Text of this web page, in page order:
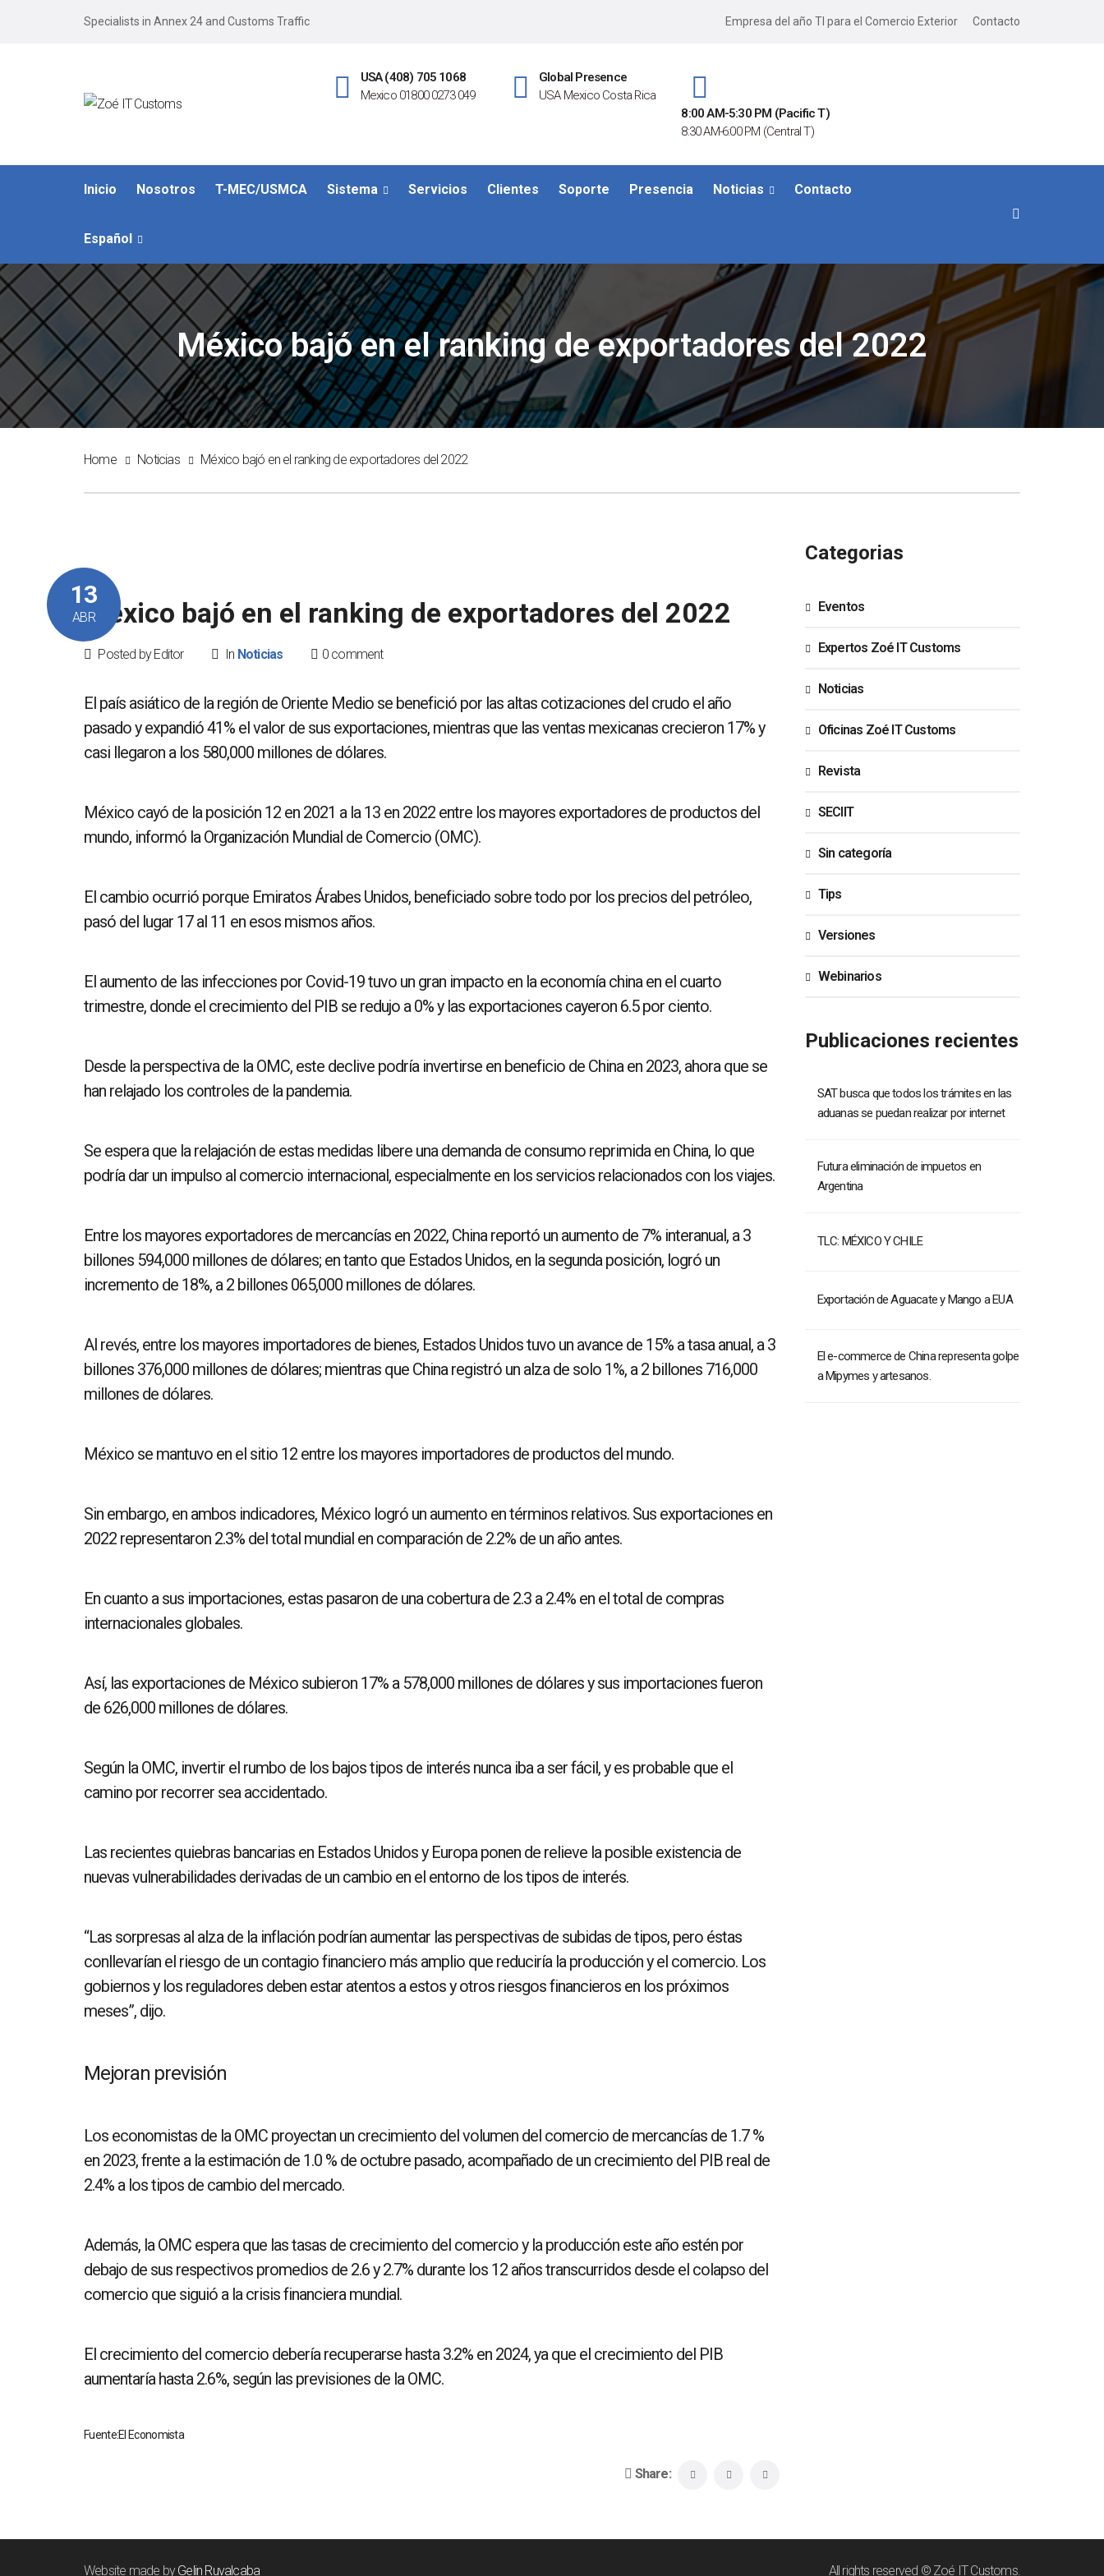
Specialists in Annex 24 and Customs Traffic Empresa del año TI para el Comercio Exterior Contacto
USA (408) 705 1068
Mexico 01800 0273 049
Global Presence
USA Mexico Costa Rica
8:00 AM-5:30 PM (Pacific T)
8:30 AM-6:00 PM (Central T)
Inicio Nosotros T-MEC/USMCA Sistema Servicios Clientes Soporte Presencia Noticias Contacto
Español
México bajó en el ranking de exportadores del 2022
Home Noticias México bajó en el ranking de exportadores del 2022
13
ABRMéxico bajó en el ranking de exportadores del 2022
Posted by Editor In Noticias 0 comment
El país asiático de la región de Oriente Medio se benefició por las altas cotizaciones del crudo el año
pasado y expandió 41% el valor de sus exportaciones, mientras que las ventas mexicanas crecieron 17% y
casi llegaron a los 580,000 millones de dólares.
México cayó de la posición 12 en 2021 a la 13 en 2022 entre los mayores exportadores de productos del
mundo, informó la Organización Mundial de Comercio (OMC).
El cambio ocurrió porque Emiratos Árabes Unidos, beneficiado sobre todo por los precios del petróleo,
pasó del lugar 17 al 11 en esos mismos años.
El aumento de las infecciones por Covid-19 tuvo un gran impacto en la economía china en el cuarto
trimestre, donde el crecimiento del PIB se redujo a 0% y las exportaciones cayeron 6.5 por ciento.
Desde la perspectiva de la OMC, este declive podría invertirse en beneficio de China en 2023, ahora que se
han relajado los controles de la pandemia.
Se espera que la relajación de estas medidas libere una demanda de consumo reprimida en China, lo que
podría dar un impulso al comercio internacional, especialmente en los servicios relacionados con los viajes.
Entre los mayores exportadores de mercancías en 2022, China reportó un aumento de 7% interanual, a 3
billones 594,000 millones de dólares; en tanto que Estados Unidos, en la segunda posición, logró un
incremento de 18%, a 2 billones 065,000 millones de dólares.
Al revés, entre los mayores importadores de bienes, Estados Unidos tuvo un avance de 15% a tasa anual, a 3
billones 376,000 millones de dólares; mientras que China registró un alza de solo 1%, a 2 billones 716,000
millones de dólares.
México se mantuvo en el sitio 12 entre los mayores importadores de productos del mundo.
Sin embargo, en ambos indicadores, México logró un aumento en términos relativos. Sus exportaciones en
2022 representaron 2.3% del total mundial en comparación de 2.2% de un año antes.
En cuanto a sus importaciones, estas pasaron de una cobertura de 2.3 a 2.4% en el total de compras
internacionales globales.
Así, las exportaciones de México subieron 17% a 578,000 millones de dólares y sus importaciones fueron
de 626,000 millones de dólares.
Según la OMC, invertir el rumbo de los bajos tipos de interés nunca iba a ser fácil, y es probable que el
camino por recorrer sea accidentado.
Las recientes quiebras bancarias en Estados Unidos y Europa ponen de relieve la posible existencia de
nuevas vulnerabilidades derivadas de un cambio en el entorno de los tipos de interés.
“Las sorpresas al alza de la inflación podrían aumentar las perspectivas de subidas de tipos, pero éstas
conllevarían el riesgo de un contagio financiero más amplio que reduciría la producción y el comercio. Los
gobiernos y los reguladores deben estar atentos a estos y otros riesgos financieros en los próximos
meses”, dijo.
Mejoran previsión
Los economistas de la OMC proyectan un crecimiento del volumen del comercio de mercancías de 1.7 %
en 2023, frente a la estimación de 1.0 % de octubre pasado, acompañado de un crecimiento del PIB real de
2.4% a los tipos de cambio del mercado.
Además, la OMC espera que las tasas de crecimiento del comercio y la producción este año estén por
debajo de sus respectivos promedios de 2.6 y 2.7% durante los 12 años transcurridos desde el colapso del
comercio que siguió a la crisis financiera mundial.
El crecimiento del comercio debería recuperarse hasta 3.2% en 2024, ya que el crecimiento del PIB
aumentaría hasta 2.6%, según las previsiones de la OMC.
Fuente:El Economista
Share:
Categorias
Eventos
Expertos Zoé IT Customs
Noticias
Oficinas Zoé IT Customs
Revista
SECIIT
Sin categoría
Tips
Versiones
Webinarios
Publicaciones recientes
SAT busca que todos los trámites en las
aduanas se puedan realizar por internet
Futura eliminación de impuetos en
Argentina
TLC: MÉXICO Y CHILE
Exportación de Aguacate y Mango a EUA
El e-commerce de China representa golpe
a Mipymes y artesanos.
Website made byGelin Ruvalcaba All rights reserved © Zoé IT Customs.